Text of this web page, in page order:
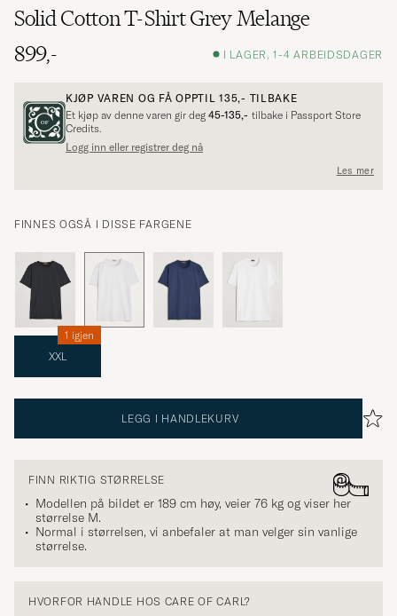
Solid Cotton T-Shirt Grey Melange
899,-
I LAGER, 1-4 ARBEIDSDAGER
KJØP VAREN OG FÅ OPPTIL135,- TILBAKE
Et kjøp av denne varen gir deg 45-135,- tilbake i Passport Store
Credits.
Logg inn eller registrer deg nå
Les mer
FINNES OGSÅ I DISSE FARGENE
XXL
1 igjen
LEGG I HANDLEKURV
FINN RIKTIG STØRRELSE
Modellen på bildet er 189 cm høy, veier 76 kg og viser her
størrelse M.
Normal i størrelsen, vi anbefaler at man velger sin vanlige
størrelse.
HVORFOR HANDLE HOS CARE OF CARL?